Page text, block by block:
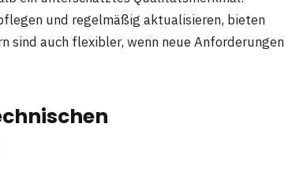
und regelmäßig aktualisieren, bieten
sind auch flexibler, wenn neue Anforderungen